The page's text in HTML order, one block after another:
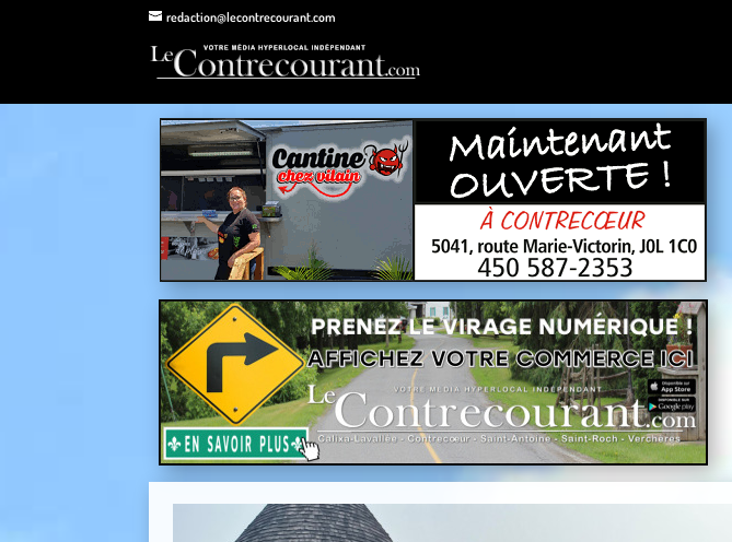
redaction@lecontrecourant.com